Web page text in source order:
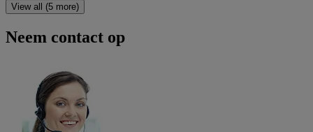
View all (5 more)
Neem contact op